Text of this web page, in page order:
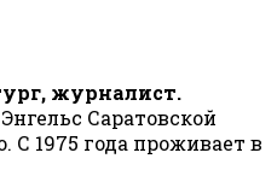
журналист.
Саратовской
С 1975 года проживает в